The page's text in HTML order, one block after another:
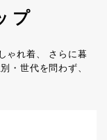
プ
ゃれ着、
さらに暮
・世代を問わず、